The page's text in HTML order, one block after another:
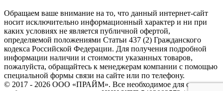
Обращаем ваше внимание на то, что данный интернет-сайт
носит исключительно информационный характер и ни при
каких условиях не является публичной офертой,
определяемой положениями Статьи 437 (2) Гражданского
кодекса Российской Федерации. Для получения подробной
информации наличии и стоимости указанных товаров,
пожалуйста, обращайтесь к менеджерам компании с помощью
специальной формы связи на сайте или по телефону.
© 2017 - 2026 ООО «ПРАЙМ». Все необходимое для охоты и